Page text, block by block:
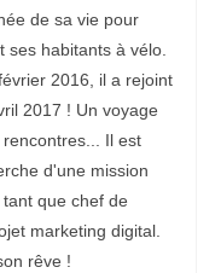
de sa vie pour
ses habitants à vélo.
2016, il a rejoint
2017 ! Un voyage
Il est
d'une mission
que chef de
marketing digital.
rêve !